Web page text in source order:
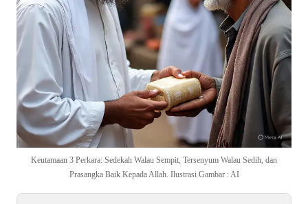
Keutamaan 3 Perkara: Sedekah Walau Sempit, Tersenyum Walau Sedih, dan
Prasangka Baik Kepada Allah. Ilustrasi Gambar : AI